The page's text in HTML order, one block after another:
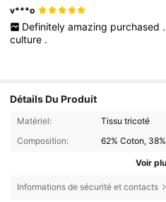
v***o
Definitely amazing purchased .
culture .
Détails Du Produit
Matériel:
Tissu tricoté
Composition:
62% Coton,
Voir
Informations de sécurité et contacts